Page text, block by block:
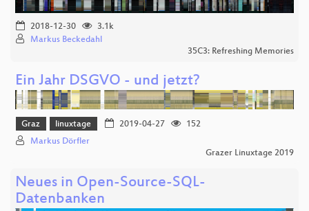
2018-12-30
3.1k
Markus Beckedahl
35C3: Refreshing Memories
Ein Jahr DSGVO - und jetzt?
Graz linuxtage 2019-04-27
152
Markus Dörfler
Grazer Linuxtage 2019
Neues in Open-Source-SQL-
Datenbanken